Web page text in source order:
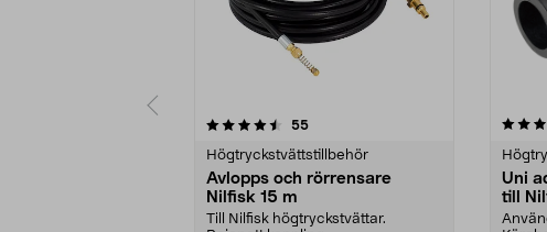
55recensioner
Högtryckstvättstillbehör
Avlopps och rörrensare
Nilfisk 15 m
Till Nilfisk högtryckstvättar.
4.0 av 5 stjärnor
Uni
till